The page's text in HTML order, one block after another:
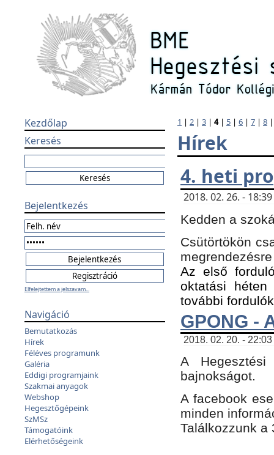
Kezdőlap
Keresés
Bejelentkezés
Elfelejtettem a jelszavam...
Navigáció
Bemutatkozás
Hírek
Féléves programunk
Galéria
Eddigi programjaink
Szakmai anyagok
Webshop
Hegesztőgépeink
SzMSz
Támogatóink
Elérhetőségeink
1 | 2 | 3 | 4| 5 | 6 | 7 | 8
Hírek
4. heti
2018. 02. 26. -
Kedden a
Csütörtökön
Az első
oktatási
további
GPONG -
2018. 02. 20. -
A
bajnokságot.
A facebook
minden
Találkozzunk a